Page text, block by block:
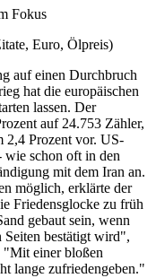
Fokus
Euro, Ölpreis)
auf einen Durchbruch
hat die europäischen
lassen. Der
auf 24.753 Zähler,
Prozent vor. US-
wie schon oft in den
mit dem Iran an.
möglich, erklärte der
Friedensglocke zu früh
gebaut sein, wenn
Seiten bestätigt wird",
"Mit einer bloßen
lange zufriedengeben."